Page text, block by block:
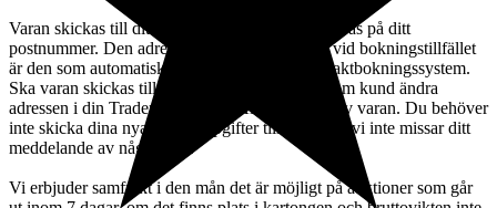
Varan skickas till ditt närmaste ombud som baseras på ditt
postnummer. Den adress du angett på Tradera vid bokningstillfället
är den som automatiskt används av Traderas fraktbokningssystem.
Ska varan skickas till annan adress måste Du som kund ändra
adressen i din Traderaprofil INNAN betalning av varan. Du behöver
inte skicka dina nya adressuppgifter till oss så att vi inte missar ditt
meddelande av något skäl.
Vi erbjuder samfrakt i den mån det är möjligt på auktioner som går